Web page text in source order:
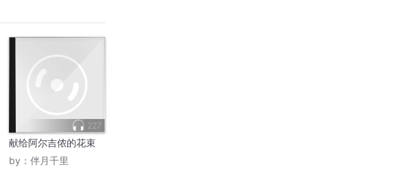
227
献给阿尔吉侬的花束
by： 伴月千里